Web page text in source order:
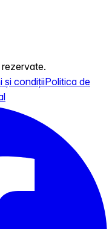
și condițiiPolitica de